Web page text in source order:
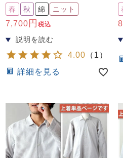
春 秋 綿 ニット
7,700 税込
4.00 （ 1 ）
詳細を見る